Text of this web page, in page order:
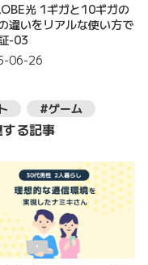
光 1ギガと10ギガの
違いをリアルな使い方で
-03
06-26
#ゲーム
る記事